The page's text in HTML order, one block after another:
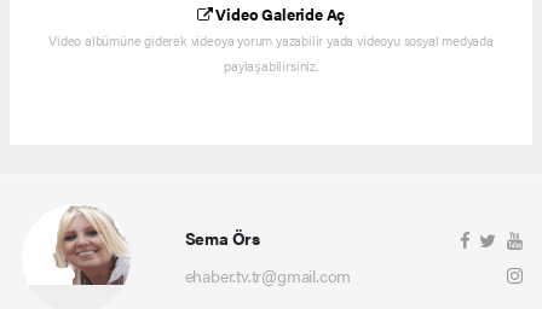
Video Galeride Aç
Video albümüne giderek videoya yorum yazabilir yada videoyu sosyal medyada
paylaşabilirsiniz.
Sema Örs
ehaber.tv.tr@gmail.com